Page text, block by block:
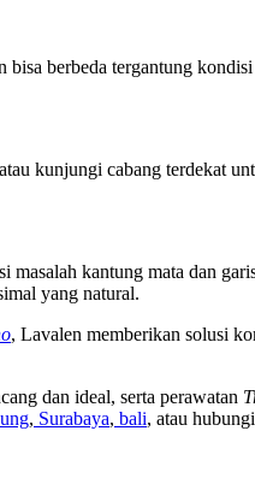
berbeda tergantung
kunjungi cabang terdekat
masalah kantung mata dan
yang natural.
, Lavalen memberikan solusi
dan ideal, serta perawatan
, Surabaya, bali, atau